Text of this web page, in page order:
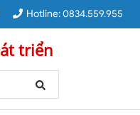
Hotline:0834.559.955
triển